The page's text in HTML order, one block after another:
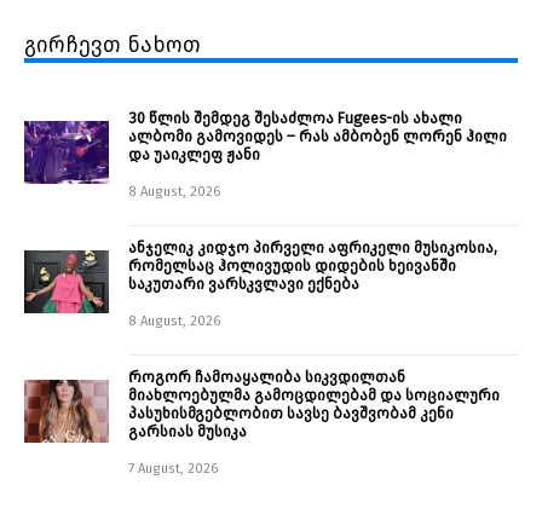
გირჩევთ ნახოთ
30 წლის შემდეგ შესაძლოა Fugees-ის ახალი
ალბომი გამოვიდეს – რას ამბობენ ლორენ ჰილი
და უაიკლეფ ჟანი
8 August, 2026
ანჯელიკ კიდჯო პირველი აფრიკელი მუსიკოსია,
რომელსაც ჰოლივუდის დიდების ხეივანში
საკუთარი ვარსკვლავი ექნება
8 August, 2026
როგორ ჩამოაყალიბა სიკვდილთან
მიახლოებულმა გამოცდილებამ და სოციალური
პასუხისმგებლობით სავსე ბავშვობამ კენი
გარსიას მუსიკა
7 August, 2026